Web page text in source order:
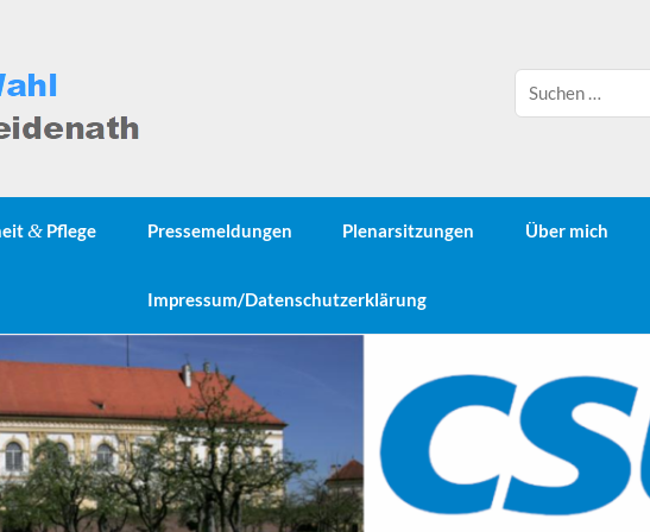
& Pflege Pressemeldungen Plenarsitzungen Über mich
Impressum/Datenschutzerklärung